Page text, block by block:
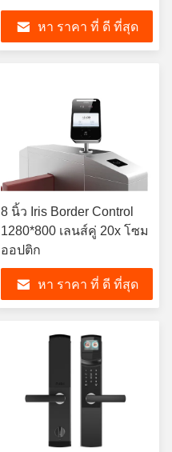
หา ราคา ที่ ดี ที่สุด
8 นิ้ว Iris Border Control
1280*800 เลนส์คู่ 20x โซม
ออปติก
หา ราคา ที่ ดี ที่สุด